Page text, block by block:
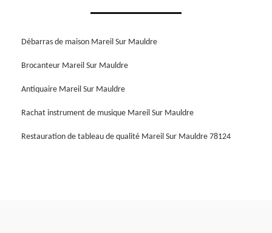
Débarras de maison Mareil Sur Mauldre
Brocanteur Mareil Sur Mauldre
Antiquaire Mareil Sur Mauldre
Rachat instrument de musique Mareil Sur Mauldre
Restauration de tableau de qualité Mareil Sur Mauldre 78124